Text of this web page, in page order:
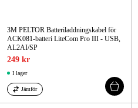
3M PELTOR Batteriladdningskabel för
ACK081-batteri LiteCom Pro III - USB,
AL2AI/SP
249 kr
I lager
Jämför